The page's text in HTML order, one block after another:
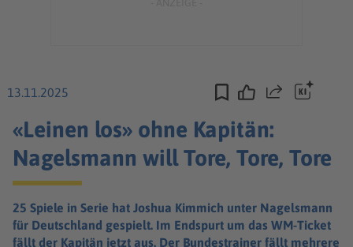
13.11.2025 Teilen
«Leinen los» ohne Kapitän:
Nagelsmann will Tore, Tore, Tore
25 Spiele in Serie hat Joshua Kimmich unter Nagelsmann
für Deutschland gespielt. Im Endspurt um das WM-Ticket
fällt der Kapitän jetzt aus. Der Bundestrainer fällt mehrere